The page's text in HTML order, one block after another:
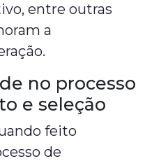
entre outras
a
no processo
e seleção
feito
de